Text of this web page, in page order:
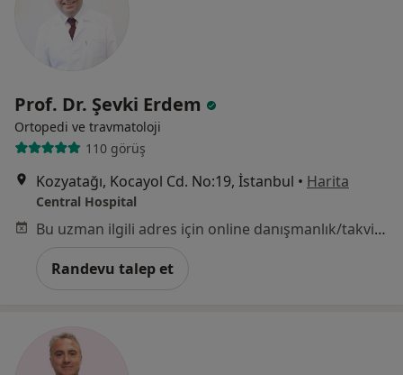
Prof. Dr. Şevki Erdem
Ortopedi ve travmatoloji
110 görüş
Kozyatağı, Kocayol Cd. No:19, İstanbul • Harita
Central Hospital
Bu uzman ilgili adres için online danışmanlık/takvim sunmuyor.
Randevu talep et